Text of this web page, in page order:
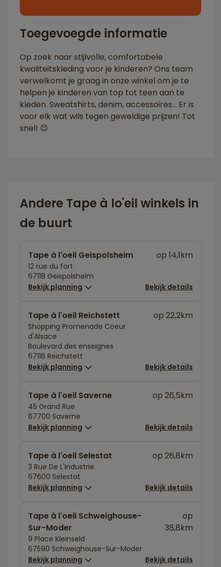
Toegevoegde informatie
Op zoek naar stijlvolle, comfortabele
kwaliteitskleding voor je kinderen? Ons team
verwelkomt je graag in onze winkel om je te
helpen je kinderen van top tot teen aan te
kleden. Sweatshirts, denim, accessoires... Er is
voor elk wat wils tegen geweldige prijzen! Tot
snel! 😊
Andere Tape à lo'eil winkels in
de buurt
Tape à l'oeil Geispolsheim
12 rue du fort
67118 Geispolsheim
op 14,1km
Bekijk planning Bekijk details
Tape à l'oeil Reichstett
Shopping Promenade Coeur
d'Alsace
Boulevard des enseignes
67116 Reichstett
op 22,2km
Bekijk planning Bekijk details
Tape à l'oeil Saverne
45 Grand Rue
67700 Saverne
op 26,5km
Bekijk planning Bekijk details
Tape à l'oeil Selestat
3 Rue De L'Industrie
67600 Selestat
op 26,8km
Bekijk planning Bekijk details
Tape à l'oeil Schweighouse-
Sur-Moder
9 Place Kleinseld
67590 Schweighouse-Sur-Moder
op
38,8km
Bekijk planning Bekijk details